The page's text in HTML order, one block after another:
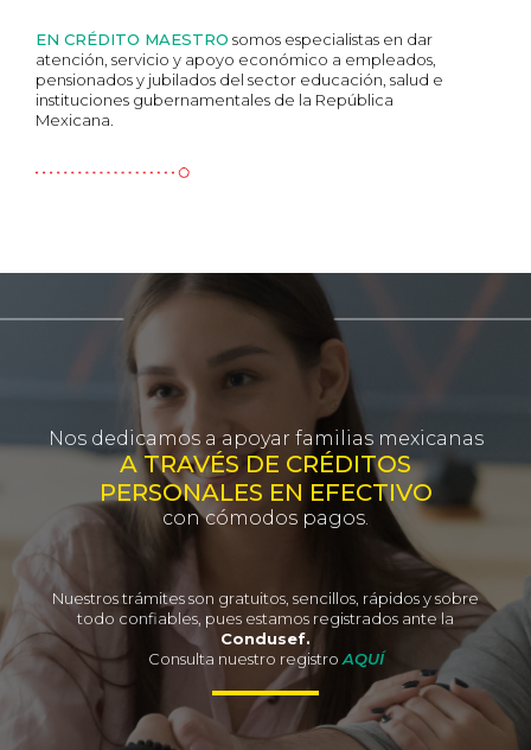
EN CRÉDITO MAESTRO somos especialistas en dar
atención, servicio y apoyo económico a empleados,
pensionados y jubilados del sector educación, salud e
instituciones gubernamentales de la República
Mexicana.
Nos dedicamos a apoyar familias mexicanas
A TRAVÉS DE CRÉDITOS
PERSONALES EN EFECTIVO
con cómodos pagos.
Nuestros trámites son gratuitos, sencillos, rápidos y sobre
todo confiables, pues estamos registrados ante la
Condusef.
Consulta nuestro registro AQUÍ